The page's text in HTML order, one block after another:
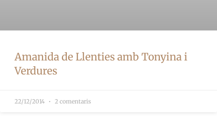
Amanida de Llenties amb Tonyina i
Verdures
22/12/2014 2 comentaris